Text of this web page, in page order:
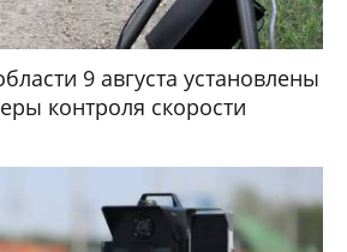
9 августа установлены
контроля скорости